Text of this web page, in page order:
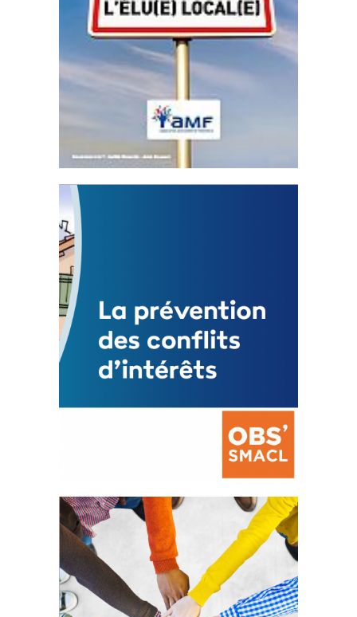
Statut de l’élu local
3 avril 2024
Mise à jour avril 2024
FEUILLETER
La prévention des conflits
d’intérêts
18 septembre 2023
FEUILLETER